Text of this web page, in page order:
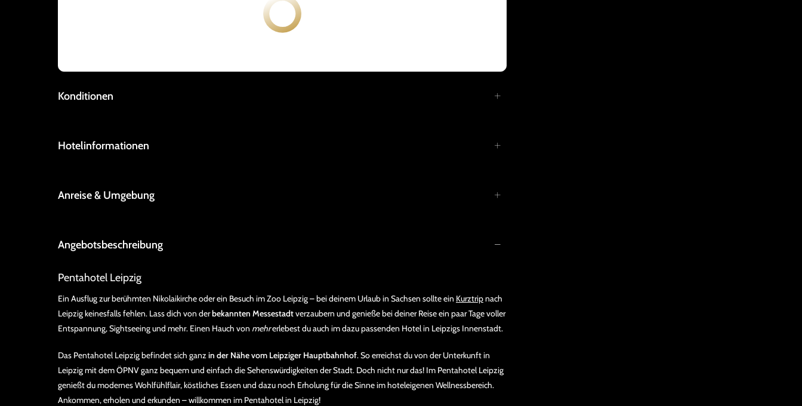
Konditionen
Hotelinformationen
Anreise & Umgebung
Angebotsbeschreibung
Pentahotel Leipzig
Ein Ausflug zur berühmten Nikolaikirche oder ein Besuch im Zoo Leipzig – bei deinem Urlaub in Sachsen sollte ein Kurztripnach
Leipzig keinesfalls fehlen. Lass dich von derbekannten Messestadtverzaubern und genieße bei deiner Reise ein paar Tage voller
Entspannung, Sightseeing und mehr. Einen Hauch von mehrerlebest du auch im dazu passenden Hotel in Leipzigs Innenstadt.
Das Pentahotel Leipzig befindet sich ganzin der Nähe vom Leipziger Hauptbahnhof. So erreichst du von der Unterkunft in
Leipzig mit dem ÖPNV ganz bequem und einfach die Sehenswürdigkeiten der Stadt. Doch nicht nur das! Im Pentahotel Leipzig
genießt du modernes Wohlfühlflair, köstliches Essen und dazu noch Erholung für die Sinne im hoteleigenen Wellnessbereich.
Ankommen, erholen und erkunden – willkommen im Pentahotel in Leipzig!